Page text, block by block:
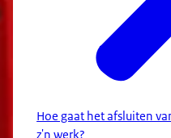
Hoe gaat het afsluiten
z'n werk?